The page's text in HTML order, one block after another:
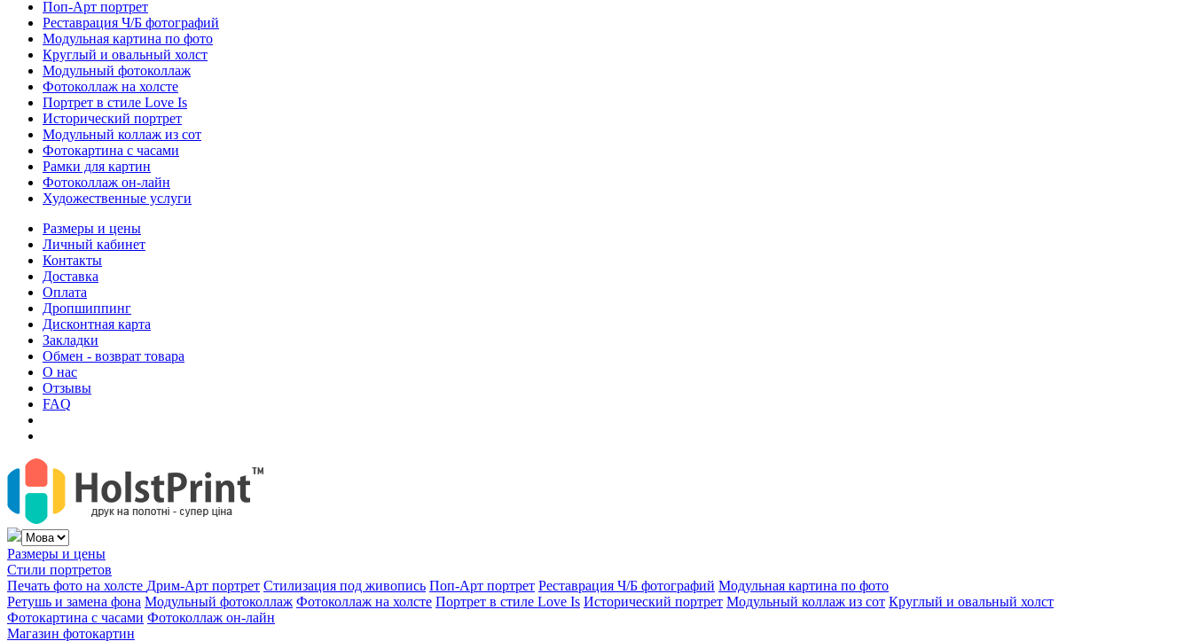
Поп-Арт портрет
Реставрация Ч/Б фотографий
Модульная картина по фото
Круглый и овальный холст
Модульный фотоколлаж
Фотоколлаж на холсте
Портрет в стиле Love Is
Исторический портрет
Модульный коллаж из сот
Фотокартина с часами
Рамки для картин
Фотоколлаж он-лайн
Художественные услуги
Размеры и цены
Личный кабинет
Контакты
Доставка
Оплата
Дропшиппинг
Дисконтная карта
Закладки
Обмен - возврат товара
О нас
Отзывы
FAQ
Размеры и цены
Стили портретов
Печать фото на холсте Дрим-Арт портрет Стилизация под живопись Поп-Арт портрет Реставрация Ч/Б фотографий Модульная картина по фото
Ретушь и замена фона Модульный фотоколлаж Фотоколлаж на холсте Портрет в стиле Love Is Исторический портрет Модульный коллаж из сот Круглый и овальный холст
Фотокартина с часами Фотоколлаж он-лайн
Магазин фотокартин